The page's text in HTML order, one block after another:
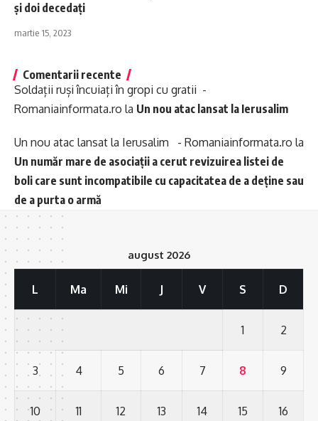
și doi decedați
martie 15, 2023
Comentarii recente
Soldații ruși încuiați în gropi cu gratii -
Romaniainformata.ro la Un nou atac lansat la Ierusalim
Un nou atac lansat la Ierusalim - Romaniainformata.ro la
Un număr mare de asociații a cerut revizuirea listei de
boli care sunt incompatibile cu capacitatea de a deține sau
de a purta o armă
august 2026
L Ma Mi J V S D
1 2
3 4 5 6 7 8 9
10 11 12 13 14 15 16